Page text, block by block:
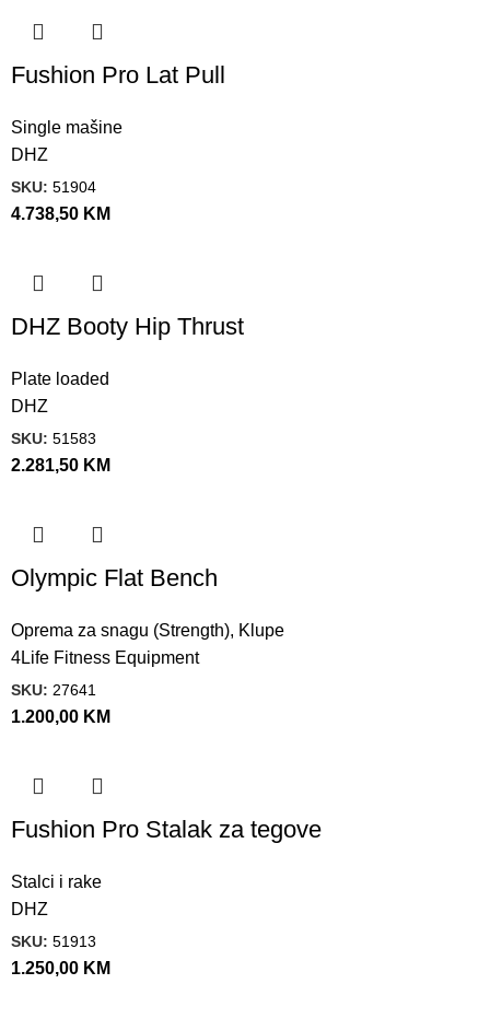
Fushion Pro Lat Pull
Single mašine
DHZ
SKU: 51904
4.738,50 KM
DHZ Booty Hip Thrust
Plate loaded
DHZ
SKU: 51583
2.281,50 KM
Olympic Flat Bench
Oprema za snagu (Strength), Klupe
4Life Fitness Equipment
SKU: 27641
1.200,00 KM
Fushion Pro Stalak za tegove
Stalci i rake
DHZ
SKU: 51913
1.250,00 KM